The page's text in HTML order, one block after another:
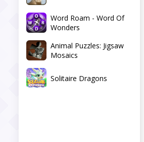
Word Roam - Word Of
Wonders
Animal Puzzles: Jigsaw
Mosaics
Solitaire Dragons